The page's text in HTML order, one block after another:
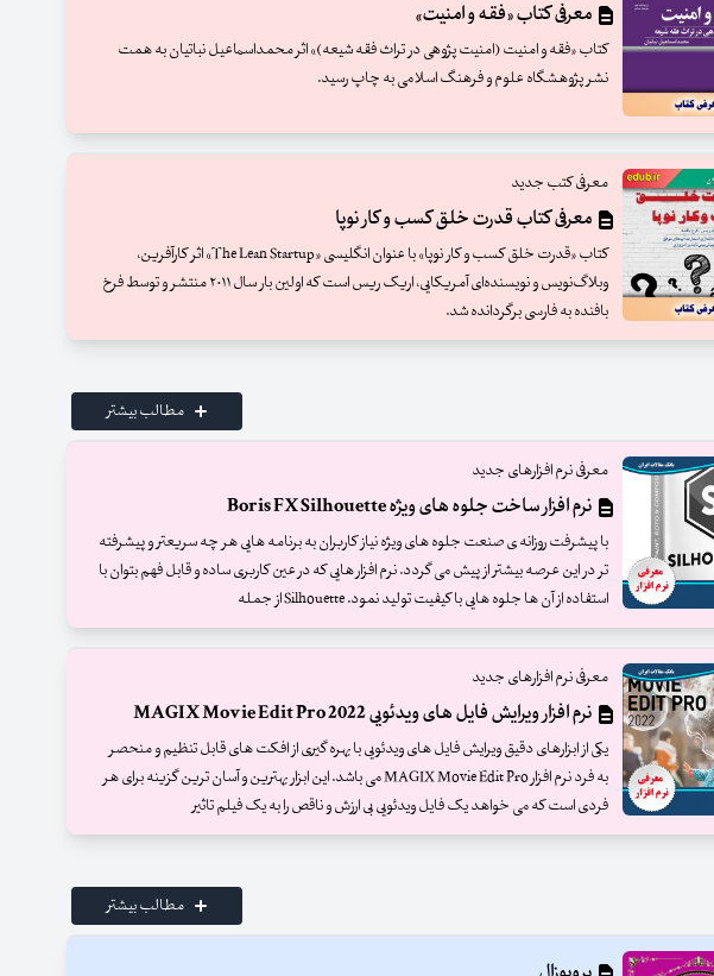
معرفی کتاب «فقه و امنیت»
کتاب «فقه و امنیت (امنیت پژوهی در تراث فقه شیعه)» اثر محمداسماعیل نباتیان به همت
نشر پژوهشگاه علوم و فرهنگ اسلامی به چاپ رسید.
معرفی کتب جدید
معرفی کتاب قدرت خلق کسب‌ و کار نوپا
کتاب «قدرت خلق کسب‌ و کار نوپا» با عنوان انگلیسی «The Lean Startup» اثر کارآفرین،
وبلاگ‌نویس و نویسنده‌ای آمریکایی، اریک ریس است که اولین بار سال ۲۰۱۱ منتشر و توسط فرخ
بافنده به فارسی برگردانده شد.
مطالب بیشتر
معرفی نرم افزارهای جدید
نرم افزار ساخت جلوه های ویژه Boris FX Silhouette
با پیشرفت روزانه ی صنعت جلوه های ویژه نیاز کاربران به برنامه هایی هر چه سریعتر و پیشرفته
تر در این عرصه بیشتر از پیش می گردد. نرم افزار هایی که در عین کاربری ساده و قابل فهم بتوان با
استفاده از آن ها جلوه هایی با کیفیت تولید نمود. Silhouette از جمله
معرفی نرم افزارهای جدید
نرم افزار ویرایش فایل های ویدئویی MAGIX Movie Edit Pro 2022
یکی از ابزارهای دقیق ویرایش فایل های ویدئویی با بهره گیری از افکت های قابل تنظیم و منحصر
به فرد نرم افزار MAGIX Movie Edit Pro می باشد. این ابزار بهترین و آسان ترین گزینه برای هر
فردی است که می خواهد یک فایل ویدئویی بی ارزش و ناقص را به یک فیلم تاثیر
مطالب بیشتر